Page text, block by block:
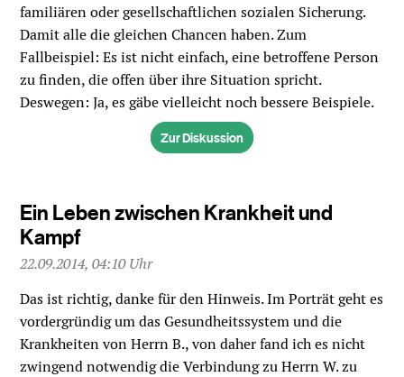
familiären oder gesellschaftlichen sozialen Sicherung.
Damit alle die gleichen Chancen haben. Zum
Fallbeispiel: Es ist nicht einfach, eine betroffene Person
zu finden, die offen über ihre Situation spricht.
Deswegen: Ja, es gäbe vielleicht noch bessere Beispiele.
Zur Diskussion
Ein Leben zwischen Krankheit und
Kampf
22.09.2014, 04:10 Uhr
Das ist richtig, danke für den Hinweis. Im Porträt geht es
vordergründig um das Gesundheitssystem und die
Krankheiten von Herrn B., von daher fand ich es nicht
zwingend notwendig die Verbindung zu Herrn W. zu